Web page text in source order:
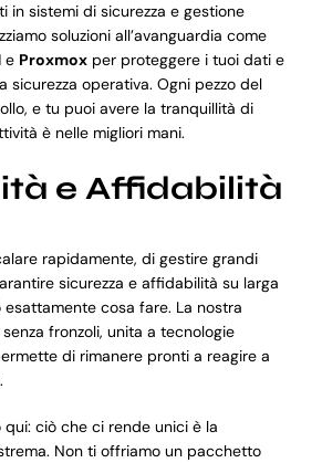
in sistemi di sicurezza e gestione
soluzioni all’avanguardia come
e Proxmoxper proteggere i tuoi dati e
sicurezza operativa. Ogni pezzo del
e tu puoi avere la tranquillità di
è nelle migliori mani.
e Affidabilità
rapidamente, di gestire grandi
sicurezza e affidabilità su larga
cosa fare. La nostra
fronzoli, unita a tecnologie
di rimanere pronti a reagire a
ciò che ci rende unici è la
Non ti offriamo un pacchetto